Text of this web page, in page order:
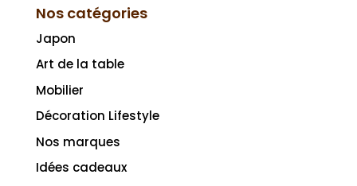
Nos catégories
Japon
Art de la table
Mobilier
Décoration Lifestyle
Nos marques
Idées cadeaux